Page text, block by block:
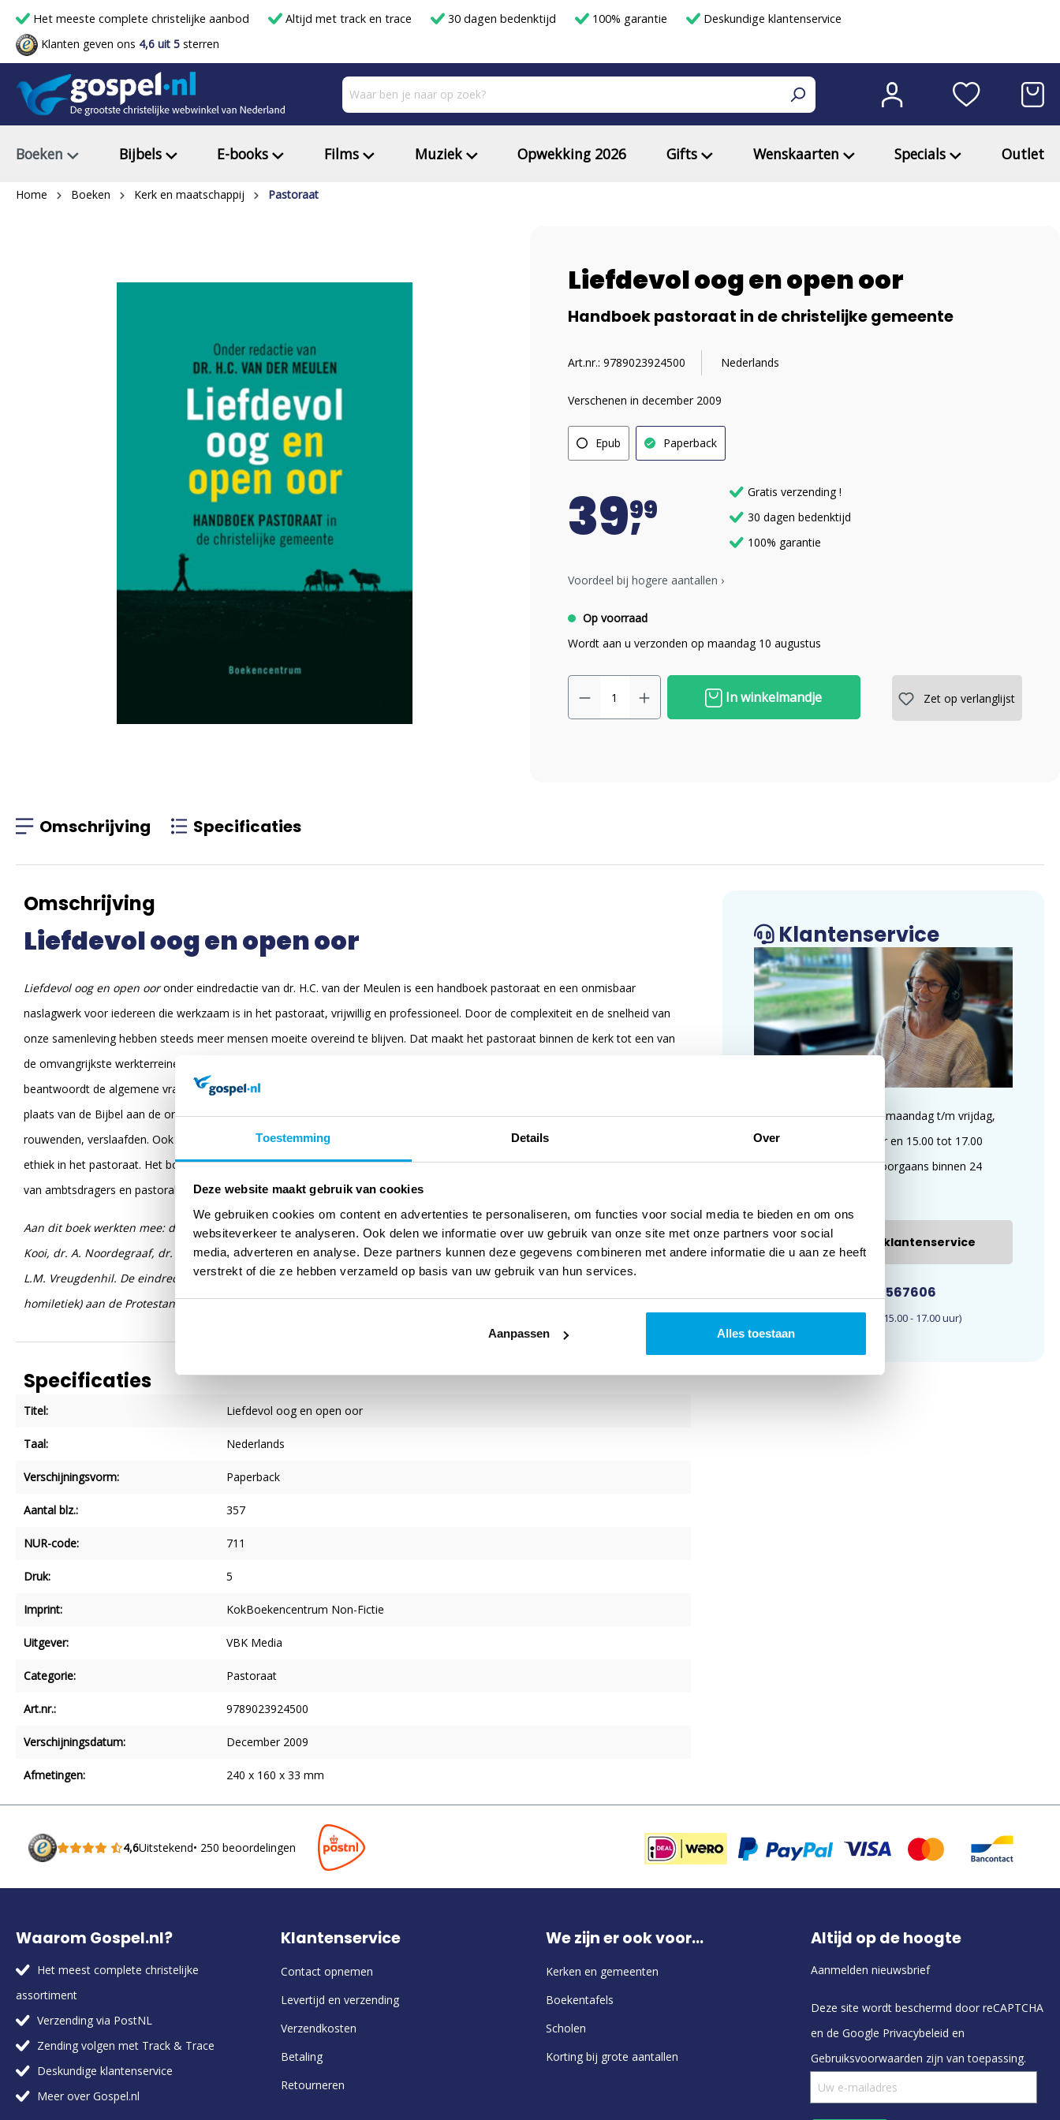
Toestemming Details Over
Deze website maakt gebruik van cookies
We gebruiken cookies om content en advertenties te personaliseren, om functies voor social media te bieden en om ons
websiteverkeer te analyseren. Ook delen we informatie over uw gebruik van onze site met onze partners voor social
media, adverteren en analyse. Deze partners kunnen deze gegevens combineren met andere informatie die u aan ze heeft
verstrekt of die ze hebben verzameld op basis van uw gebruik van hun services.
Aanpassen Alles toestaan
Het meeste complete christelijke aanbod Altijd met track en trace 30 dagen bedenktijd 100% garantie
Deskundige klantenservice
Klanten geven ons 4,6 uit 5 sterren
Boeken Bijbels E-books Films Muziek Opwekking 2026 Gifts Wenskaarten Specials Outlet
Home Boeken Kerk en maatschappij Pastoraat
Liefdevol oog en open oor
Handboek pastoraat in de christelijke gemeente
Art.nr.: 9789023924500 Nederlands
Verschenen in december 2009
Epub Paperback
3999
Gratis verzending !
30 dagen bedenktijd
100% garantie
Voordeel bij hogere aantallen ›
Op voorraad
Wordt aan u verzonden op maandag 10 augustus
In winkelmandje Zet op verlanglijst
Omschrijving Specificaties
Omschrijving
Liefdevol oog en open oor
Liefdevol oog en open ooronder eindredactie van dr. H.C. van der Meulen is een handboek pastoraat en een onmisbaar
naslagwerk voor iedereen die werkzaam is in het pastoraat, vrijwillig en professioneel. Door de complexiteit en de snelheid van
onze samenleving hebben steeds meer mensen moeite overeind te blijven. Dat maakt het pastoraat binnen de kerk tot een van
de omvangrijkste werkterreinen, waardoor voortdurend toerusting nodig is. Dit boek biedt een gedegen visie op pastoraat en
beantwoordt de algemene vragen rond pastoraat. Daarna komen de persoon van de pastor, het bezoek, het gesprek en de
plaats van de Bijbel aan de orde. Het tweede deel gaat in op allerlei vormen van pastoraat, zoals voor zieken, jongeren, ouderen,
rouwenden, verslaafden. Ook zijn er hoofdstukken over pastoraat rond doop en avondmaal en over contextueel pastoraat en
ethiek in het pastoraat. Het boek is steeds praktisch en informatief, waardoor het een waardevol instrument is bij het toerusten
van ambtsdragers en pastorale werkers.
Aan dit boek werkten mee: drs. A. Baars, dr. J.C. Borst, prof.dr. F.G. Immink, dr. E.S. Klein Kranenburg, drs. M.A. Th. van der
Kooi, dr. A. Noordegraaf, dr. M.J. Paul, ds. L. Romein, drs. M.A. de Ronde, prof.dr. W.H. Velema, drs. N.C. van der Voet, ds.
L.M. Vreugdenhil. De eindredactie was in handen van dr. H.C. van der Meulen, docent Praktische Theologie (pastoraat en
homiletiek) aan de Protestantse Theologische Universiteit (vestiging Utrecht).
Specificaties
Titel: Liefdevol oog en open oor
Taal: Nederlands
Verschijningsvorm: Paperback
Aantal blz.: 357
NUR-code: 711
Druk: 5
Imprint: KokBoekencentrum Non-Fictie
Uitgever: VBK Media
Categorie: Pastoraat
Art.nr.: 9789023924500
Verschijningsdatum: December 2009
Afmetingen: 240 x 160 x 33 mm
Klantenservice
Wij zijn te bereiken op maandag t/m vrijdag,
van 09.00 tot 11.00 uur en 15.00 tot 17.00
uur. E-mails worden doorgaans binnen 24
E-mail onze klantenservice
033-4567606
(09.00 - 11.00 en 15.00 - 17.00 uur)
4,6Uitstekend• 250 beoordelingen
Waarom Gospel.nl?
Het meest complete christelijke
assortiment
Verzending via PostNL
Zending volgen met Track & Trace
Deskundige klantenservice
Meer over Gospel.nl
Klantenservice
Contact opnemen
Levertijd en verzending
Verzendkosten
Betaling
Retourneren
We zijn er ook voor...
Kerken en gemeenten
Boekentafels
Scholen
Korting bij grote aantallen
Altijd op de hoogte
Aanmelden nieuwsbrief
Deze site wordt beschermd door reCAPTCHA
en de Google Privacybeleid en
Gebruiksvoorwaarden zijn van toepassing.